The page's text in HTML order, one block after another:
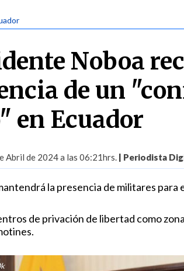
Noboa
de un
en Ecuador
Abril de 2024 a las 06:21hrs. | Periodista
la presencia de militares para
de privación de libertad como